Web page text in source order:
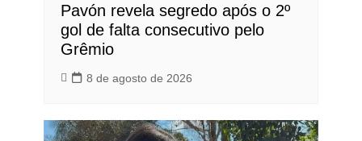
Pavón revela segredo após o 2º
gol de falta consecutivo pelo
Grêmio
8 de agosto de 2026